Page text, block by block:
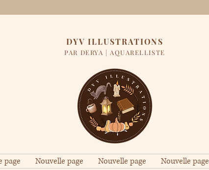
DYV ILLUSTRATIONS
PAR DERYA | AQUARELLISTE
page Nouvelle page Nouvelle page Nouvelle page